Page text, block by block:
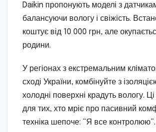
Daikin пропонують моделі з
балансуючи вологу і свіжість.
коштує від 10 000 грн, але
родини.
У регіонах з екстремальним
сході України, комбінуйте з
холодні поверхні крадуть вологу.
для тих, хто мріє про пасивний
техніка шепоче: “Я все контролюю”.